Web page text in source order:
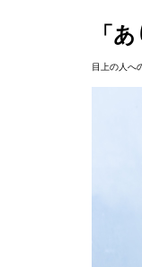
「
目上の人へ